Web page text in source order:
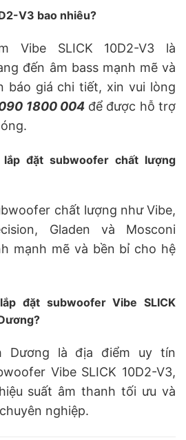
V3 bao nhiêu?
Vibe SLICK 10D2-V3 là
đến âm bass mạnh mẽ và
báo giá chi tiết, xin vui lòng
1800 004 để được hỗ trợ
đặt subwoofer chất lượng
chất lượng như Vibe,
Gladen và Mosconi
mạnh mẽ và bền bỉ cho hệ
đặt subwoofer Vibe SLICK
Dương?
Dương là địa điểm uy tín
Vibe SLICK 10D2-V3,
suất âm thanh tối ưu và
nghiệp.